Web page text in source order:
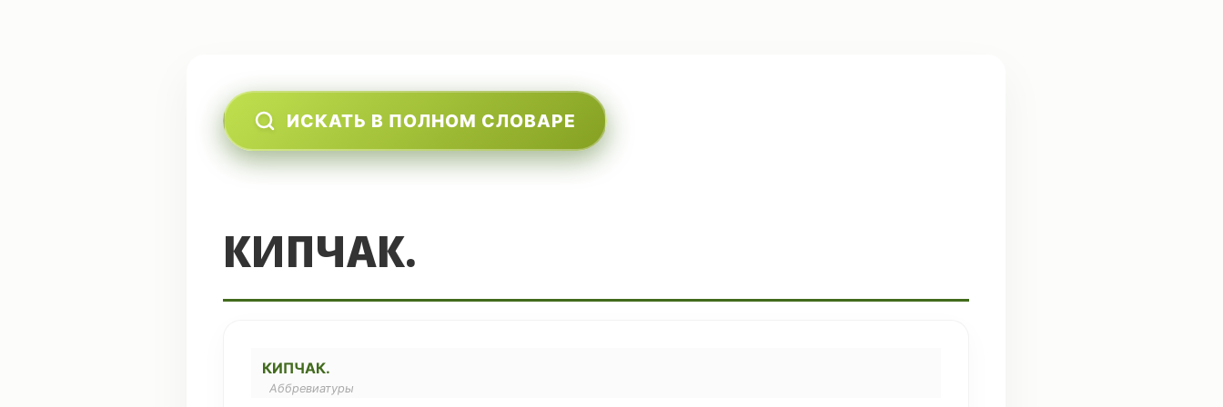
ИСКАТЬ В ПОЛНОМ СЛОВАРЕ
КИПЧАК.
КИПЧАК.
Аббревиатуры